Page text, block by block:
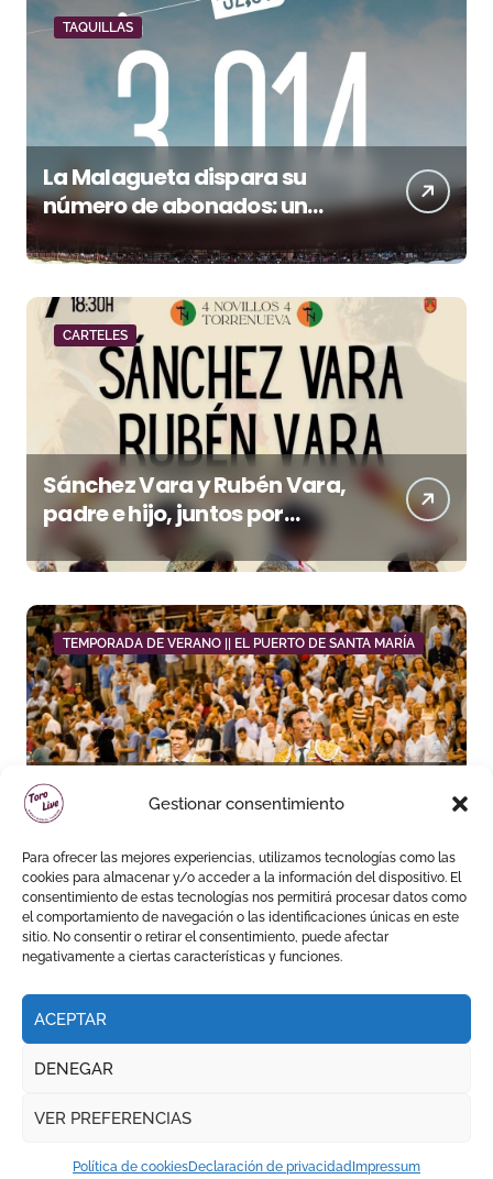
Gestionar consentimiento
Para ofrecer las mejores experiencias, utilizamos tecnologías como las
cookies para almacenar y/o acceder a la información del dispositivo. El
consentimiento de estas tecnologías nos permitirá procesar datos como
el comportamiento de navegación o las identificaciones únicas en este
sitio. No consentir o retirar el consentimiento, puede afectar
negativamente a ciertas características y funciones.
ACEPTAR
DENEGAR
VER PREFERENCIAS
Política de cookiesDeclaración de privacidad Impressum
TAQUILLAS
La Malagueta dispara su
número de abonados: un
aniversario
CARTELES
Sánchez Vara y Rubén Vara,
padre e hijo, juntos por
primera vez en su pueblo
TEMPORADA DE VERANO || EL PUERTO DE SANTA MARÍA
David de Miranda sale a
hombros y Borja Jiménez
firma la faena de mayor
impacto en El Puerto